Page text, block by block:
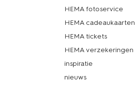
HEMA fotoservice
HEMA cadeaukaarten
HEMA tickets
HEMA verzekeringen
inspiratie
nieuws